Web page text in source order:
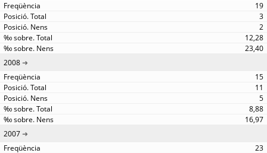
19
3
2
12,28
23,40
2008
15
11
5
8,88
16,97
2007
23